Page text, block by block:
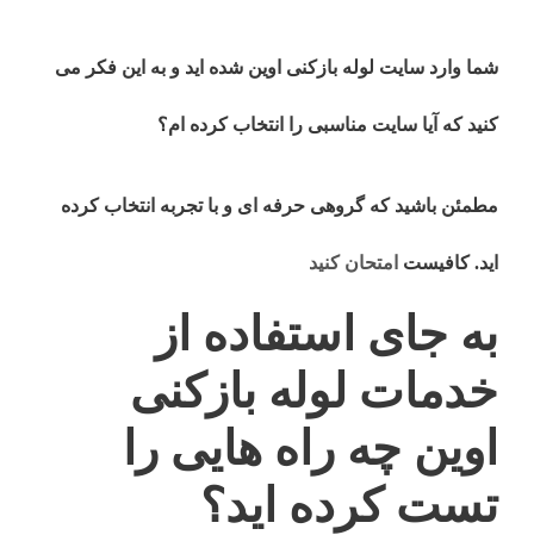
شما وارد سایت لوله بازکنی اوین شده اید و به این فکر می
کنید که آیا سایت مناسبی را انتخاب کرده ام؟
مطمئن باشید که گروهی حرفه ای و با تجربه انتخاب کرده
اید. کافیست امتحان کنید
به جای استفاده از
خدمات لوله بازکنی
اوین چه راه هایی را
تست کرده اید؟